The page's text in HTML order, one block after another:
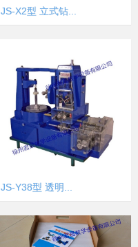
JS-X2型 立式钻...
JS-Y38型 透明...